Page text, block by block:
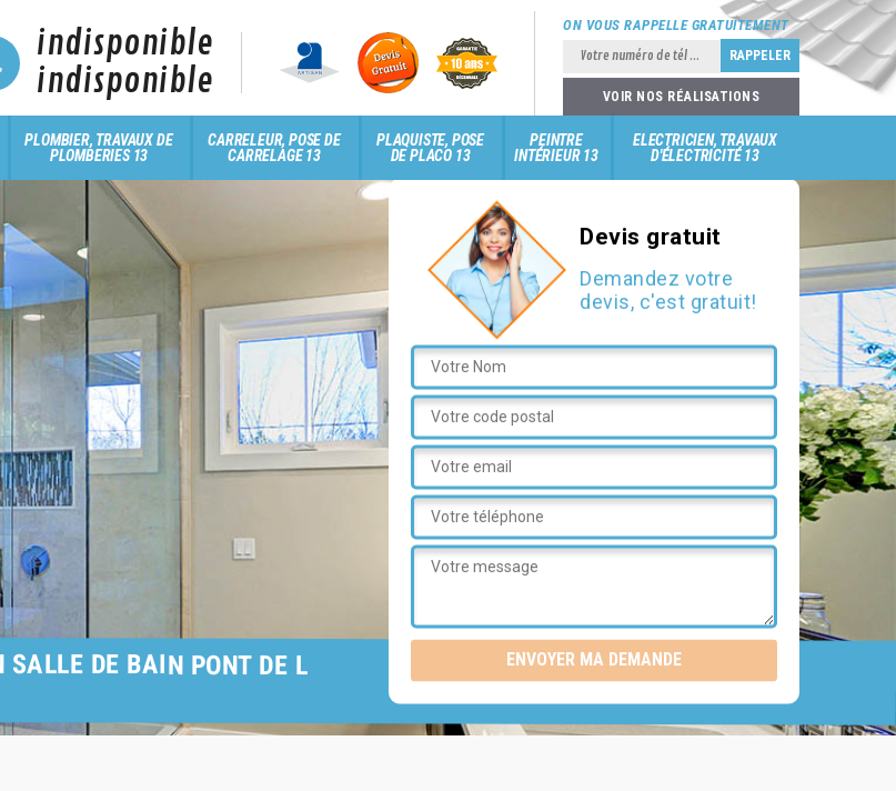
indisponible
indisponible
ON VOUS RAPPELLE GRATUITEMENT
VOIR NOS RÉALISATIONS
PLOMBIER, TRAVAUX DE
PLOMBERIES 13
CARRELEUR, POSE DE
CARRELAGE 13
PLAQUISTE, POSE
DE PLACO 13
PEINTRE
INTÉRIEUR 13
ELECTRICIEN, TRAVAUX
D'ÉLECTRICITÉ 13
Devis gratuit
Demandez votre
devis, c'est gratuit!
DE BAIN PONT DE L